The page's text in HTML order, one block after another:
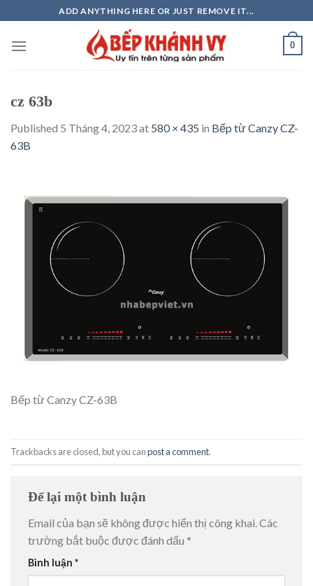
to
content
ADD ANYTHING HERE OR JUST REMOVE IT...
0
cz 63b
Published 5 Tháng 4, 2023at 580 × 435 in Bếp từ Canzy CZ-
63B
Bếp từ Canzy CZ-63B
Trackbacks are closed, but you canpost a comment.
Để lại một bình luận
Email của bạn sẽ không được hiển thị công khai.Các
trường bắt buộc được đánh dấu *
Bình luận *